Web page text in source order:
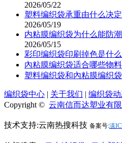
2026/05/22
塑料编织袋承重由什么决
2026/05/19
内粘膜编织袋为什么能防
2026/05/15
彩印编织袋印刷掉色是什
內粘膜编织袋适合哪些物
塑料编织袋和內粘膜编织
编织袋中心 | 关于我们 | 编织袋
Copyright © 云南信而达塑业有限
技术支持:云南热搜科技 备案号:滇